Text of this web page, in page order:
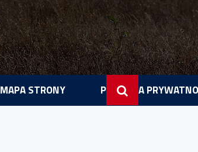
MAPA STRONY POLITYKA